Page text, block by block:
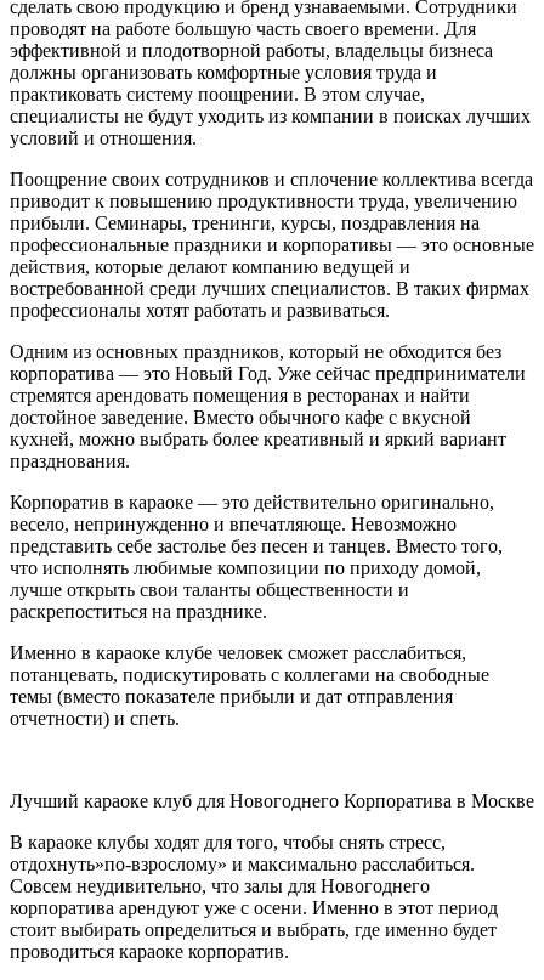
сделать свою продукцию и бренд узнаваемыми. Сотрудники
проводят на работе большую часть своего времени. Для
эффективной и плодотворной работы, владельцы бизнеса
должны организовать комфортные условия труда и
практиковать систему поощрении. В этом случае,
специалисты не будут уходить из компании в поисках лучших
условий и отношения.
Поощрение своих сотрудников и сплочение коллектива всегда
приводит к повышению продуктивности труда, увеличению
прибыли. Семинары, тренинги, курсы, поздравления на
профессиональные праздники и корпоративы — это основные
действия, которые делают компанию ведущей и
востребованной среди лучших специалистов. В таких фирмах
профессионалы хотят работать и развиваться.
Одним из основных праздников, который не обходится без
корпоратива — это Новый Год. Уже сейчас предприниматели
стремятся арендовать помещения в ресторанах и найти
достойное заведение. Вместо обычного кафе с вкусной
кухней, можно выбрать более креативный и яркий вариант
празднования.
Корпоратив в караоке — это действительно оригинально,
весело, непринужденно и впечатляюще. Невозможно
представить себе застолье без песен и танцев. Вместо того,
что исполнять любимые композиции по приходу домой,
лучше открыть свои таланты общественности и
раскрепоститься на празднике.
Именно в караоке клубе человек сможет расслабиться,
потанцевать, подискутировать с коллегами на свободные
темы (вместо показателе прибыли и дат отправления
отчетности) и спеть.
Лучший караоке клуб для Новогоднего Корпоратива в Москве
В караоке клубы ходят для того, чтобы снять стресс,
отдохнуть»по-взрослому» и максимально расслабиться.
Совсем неудивительно, что залы для Новогоднего
корпоратива арендуют уже с осени. Именно в этот период
стоит выбирать определиться и выбрать, где именно будет
проводиться караоке корпоратив.